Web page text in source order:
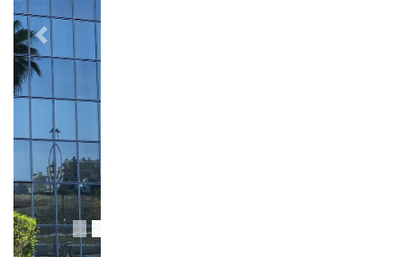
Anterior